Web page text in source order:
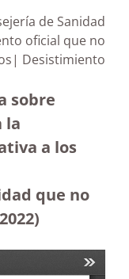
de Sanidad
oficial que no
Desistimiento
sobre
la
a los
que no